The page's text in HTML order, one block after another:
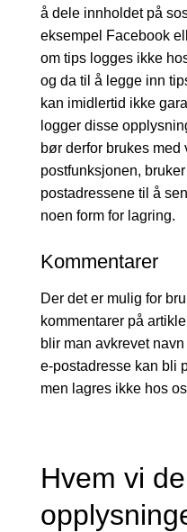
å dele innholdet på
eksempel Facebook
om tips logges ikke
og da til å legge inn
kan imidlertid ikke
logger disse
bør derfor brukes med
postfunksjonen,
postadressene til å
noen form for lagring.
Kommentarer
Der det er mulig for
kommentarer på
blir man avkrevet
e-postadresse kan bli
men lagres ikke hos
Hvem vi